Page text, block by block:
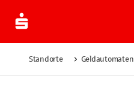
Standorte Geldautomaten